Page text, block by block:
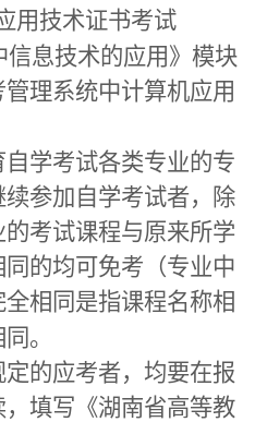
用技术证书考试
信息技术的应用》模块
理系统中计算机应用
学考试各类专业的专
参加自学考试者，除
的考试课程与原来所学
的均可免考（专业中
相同是指课程名称相
。
的应考者，均要在报
填写《湖南省高等教